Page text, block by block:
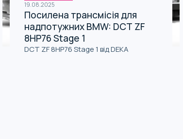
19.08.2025
Посилена трансмісія для
надпотужних BMW: DCT ZF
8HP76 Stage 1
DCT ZF 8HP76 Stage 1 від DEKA